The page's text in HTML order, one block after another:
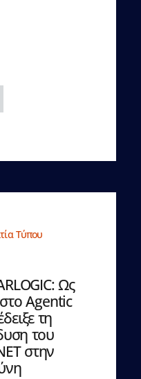
Τύπου
Ως
Agentic
τη
του
στην